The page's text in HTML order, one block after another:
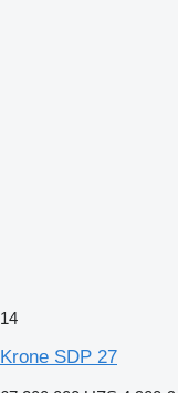
14
Krone SDP 27